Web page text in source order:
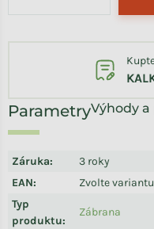
Výhody
Záruka:
3 roky
EAN:
Zvolte variantu
Typ
produktu:
Zábrana